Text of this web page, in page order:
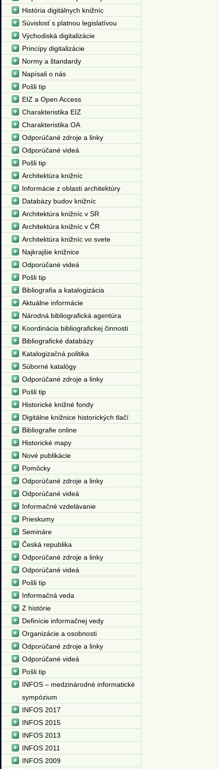
História digitálnych knižníc
Súvislosť s platnou legislatívou
Východiská digitalizácie
Princípy digitalizácie
Normy a štandardy
Napísali o nás
Pošli tip
EIZ a Open Access
Charakteristika EIZ
Charakteristika OA
Odporúčané zdroje a linky
Odporúčané videá
Pošli tip
Architektúra knižníc
Informácie z oblasti architektúry
Databázy budov knižníc
Architektúra knižníc v SR
Architektúra knižníc v ČR
Architektúra knižníc vo svete
Najkrajšie knižnice
Odporúčané videá
Pošli tip
Bibliografia a katalogizácia
Aktuálne informácie
Národná bibliografická agentúra
Koordinácia bibliografickej činnosti
Bibliografické databázy
Katalogizačná politika
Súborné katalógy
Odporúčané zdroje a linky
Pošli tip
Historické knižné fondy
Digitálne knižnice historických tlačí
Bibliografie online
Historické mapy
Nové publikácie
Pomôcky
Odporúčané zdroje a linky
Odporúčané videá
Informačné vzdelávanie
Prieskumy
Semináre
Česká republika
Odporúčané zdroje a linky
Odporúčané videá
Pošli tip
Informačná veda
Z histórie
Definície informačnej vedy
Organizácie a osobnosti
Odporúčané zdroje a linky
Odporúčané videá
Pošli tip
INFOS – medzinárodné informatické
sympózium
INFOS 2017
INFOS 2015
INFOS 2013
INFOS 2011
INFOS 2009